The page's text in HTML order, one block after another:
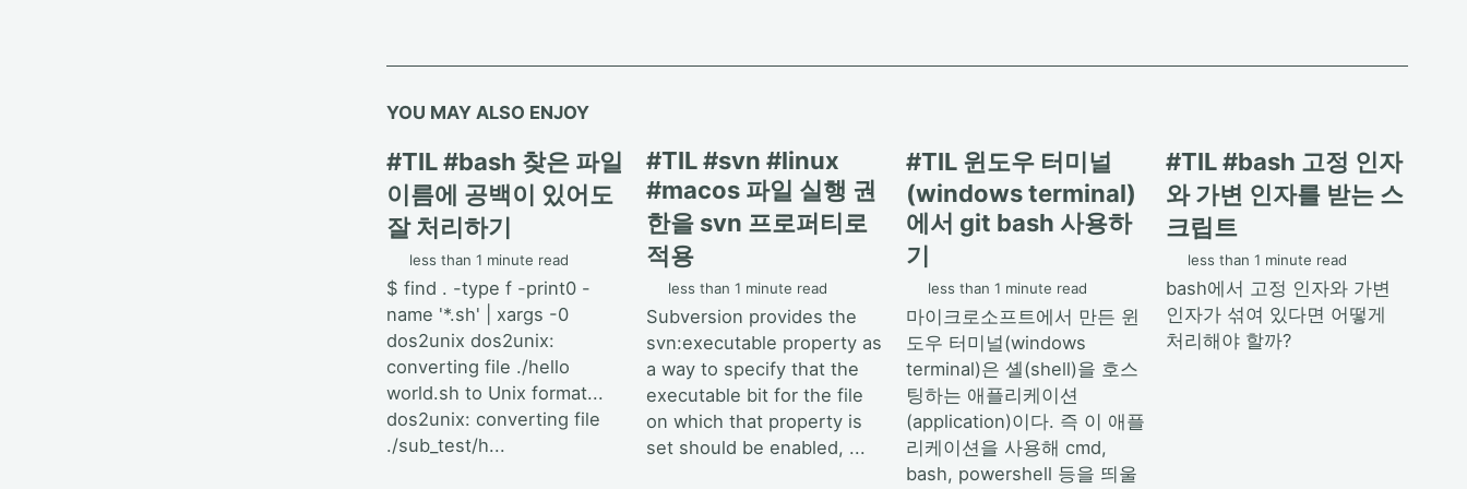
YOU MAY ALSO ENJOY
#TIL #bash 찾은 파일
이름에 공백이 있어도
잘 처리하기
less than 1 minute read
$ find . -type f -print0 -
name '*.sh' | xargs -0
dos2unix dos2unix:
converting file ./hello
world.sh to Unix format...
dos2unix: converting file
./sub_test/h...
#TIL #svn #linux
#macos 파일 실행 권
한을 svn 프로퍼티로
적용
less than 1 minute read
Subversion provides the
svn:executable property as
a way to specify that the
executable bit for the file
on which that property is
set should be enabled, ...
#TIL 윈도우 터미널
(windows terminal)
에서 git bash 사용하
기
less than 1 minute read
마이크로소프트에서 만든 윈
도우 터미널(windows
terminal)은 셸(shell)을 호스
팅하는 애플리케이션
(application)이다. 즉 이 애플
리케이션을 사용해 cmd,
bash, powershell 등을 띄울
#TIL #bash 고정 인자
와 가변 인자를 받는 스
크립트
less than 1 minute read
bash에서 고정 인자와 가변
인자가 섞여 있다면 어떻게
처리해야 할까?